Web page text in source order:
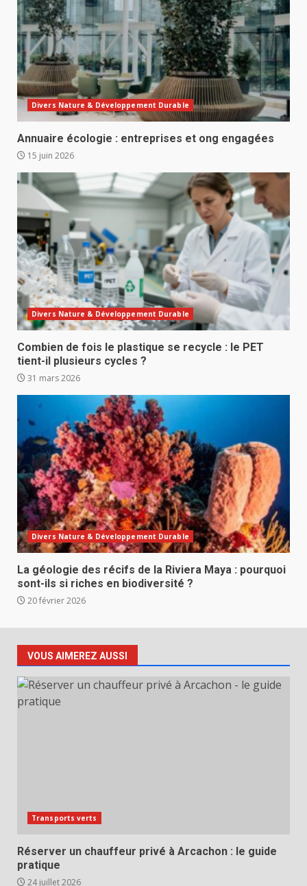
Divers Nature & Développement Durable
Annuaire écologie : entreprises et ong engagées
15 juin 2026
Divers Nature & Développement Durable
Combien de fois le plastique se recycle : le PET
tient-il plusieurs cycles ?
31 mars 2026
Divers Nature & Développement Durable
La géologie des récifs de la Riviera Maya : pourquoi
sont-ils si riches en biodiversité ?
20 février 2026
VOUS AIMEREZ AUSSI
Transports verts
Réserver un chauffeur privé à Arcachon : le guide
pratique
24 juillet 2026